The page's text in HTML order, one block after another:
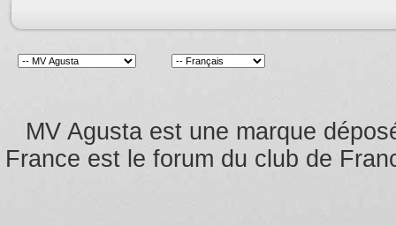
MV Agusta est une marque
France est le forum du club de